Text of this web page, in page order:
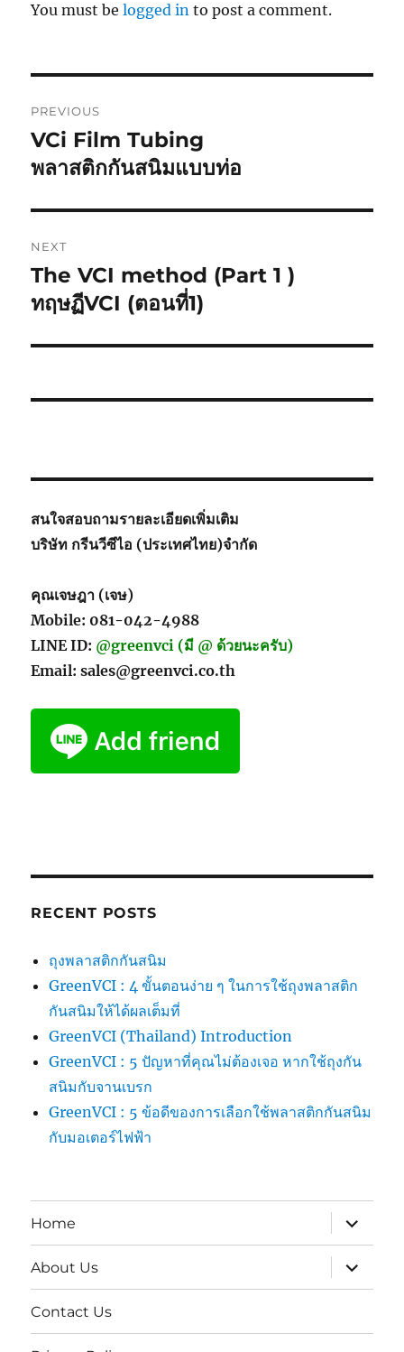
You must belogged in to post a comment.
navigation
PREVIOUS
Previous
post:
VCi Film Tubing
พลาสติกกันสนิมแบบท่อ
NEXT
Next
post:
The VCI method (Part 1 )
ทฤษฏีVCI (ตอนที่1)
สนใจสอบถามรายละเอียดเพิ่มเติม
บริษัท กรีนวีซีไอ (ประเทศไทย)จำกัด
คุณเจษฎา (เจษ)
Mobile: 081-042-4988
LINE ID: @greenvci (มี @ ด้วยนะครับ)
Email: sales@greenvci.co.th
RECENT POSTS
ถุงพลาสติกกันสนิม
GreenVCI : 4 ขั้นตอนง่าย ๆ ในการใช้ถุงพลาสติก
กันสนิมให้ได้ผลเต็มที่
GreenVCI (Thailand) Introduction
GreenVCI : 5 ปัญหาที่คุณไม่ต้องเจอ หากใช้ถุงกัน
สนิมกับจานเบรก
GreenVCI : 5 ข้อดีของการเลือกใช้พลาสติกกันสนิม
กับมอเตอร์ไฟฟ้า
Home
expand
child
menu
About Us
expand
child
menu
Contact Us